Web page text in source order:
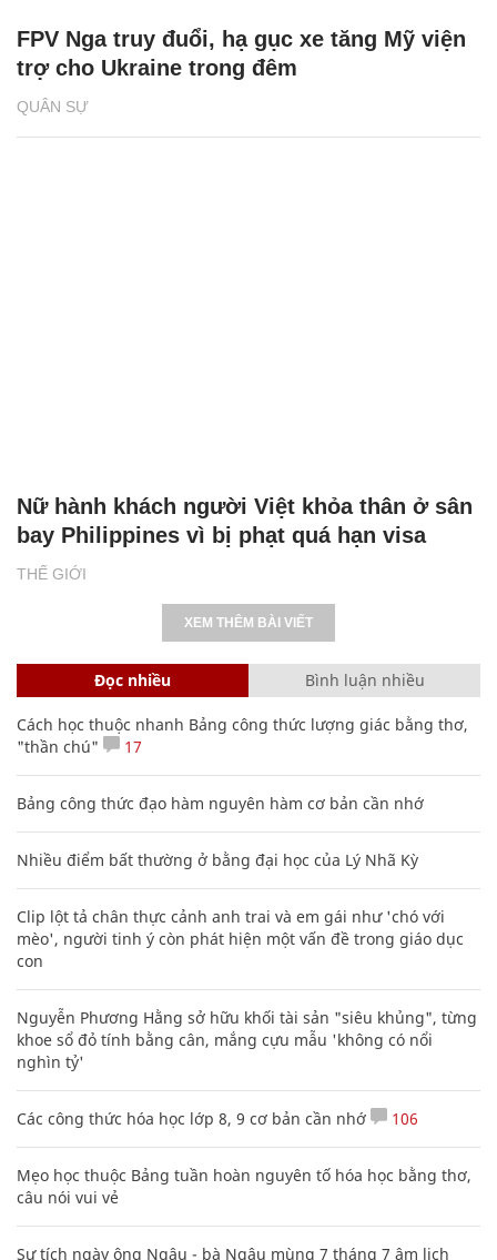
QUÂN SỰ
FPV Nga truy đuổi, hạ gục xe tăng Mỹ viện
trợ cho Ukraine trong đêm
THẾ GIỚI
Nữ hành khách người Việt khỏa thân ở sân
bay Philippines vì bị phạt quá hạn visa
XEM THÊM BÀI VIẾT
Đọc nhiều Bình luận nhiều
Cách học thuộc nhanh Bảng công thức lượng giác bằng thơ,
"thần chú"
17
Bảng công thức đạo hàm nguyên hàm cơ bản cần nhớ
Nhiều điểm bất thường ở bằng đại học của Lý Nhã Kỳ
Clip lột tả chân thực cảnh anh trai và em gái như 'chó với
mèo', người tinh ý còn phát hiện một vấn đề trong giáo dục
con
Nguyễn Phương Hằng sở hữu khối tài sản "siêu khủng", từng
khoe sổ đỏ tính bằng cân, mắng cựu mẫu 'không có nổi
nghìn tỷ'
Các công thức hóa học lớp 8, 9 cơ bản cần nhớ 106
Mẹo học thuộc Bảng tuần hoàn nguyên tố hóa học bằng thơ,
câu nói vui vẻ
Sự tích ngày ông Ngâu - bà Ngâu mùng 7 tháng 7 âm lịch